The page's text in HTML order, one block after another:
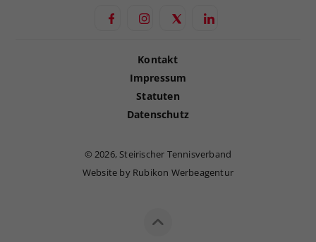
Kontakt
Impressum
Statuten
Datenschutz
©2026, Steirischer Tennisverband
Website by Rubikon Werbeagentur